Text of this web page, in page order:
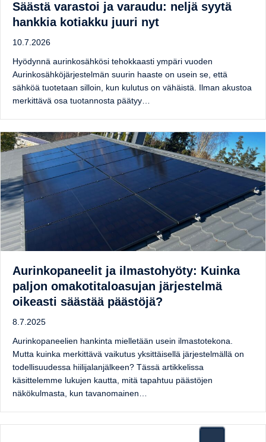
Säästä varastoi ja varaudu: neljä syytä
hankkia kotiakku juuri nyt
10.7.2026
Hyödynnä aurinkosähkösi tehokkaasti ympäri vuoden
Aurinkosähköjärjestelmän suurin haaste on usein se, että
sähköä tuotetaan silloin, kun kulutus on vähäistä. Ilman akustoa
merkittävä osa tuotannosta päätyy…
Aurinkopaneelit ja ilmastohyöty: Kuinka
paljon omakotitaloasujan järjestelmä
oikeasti säästää päästöjä?
8.7.2025
Aurinkopaneelien hankinta mielletään usein ilmastotekona.
Mutta kuinka merkittävä vaikutus yksittäisellä järjestelmällä on
todellisuudessa hiilijalanjälkeen? Tässä artikkelissa
käsittelemme lukujen kautta, mitä tapahtuu päästöjen
näkökulmasta, kun tavanomainen…